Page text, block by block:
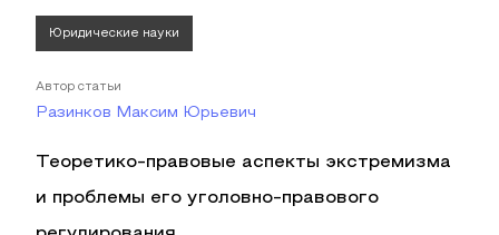
Юридические науки
Автор статьи
Разинков Максим Юрьевич
Теоретико-правовые аспекты экстремизма
и проблемы его уголовно-правового